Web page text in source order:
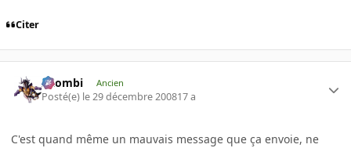
Citer
XZombi Ancien
Posté(e) le 29 décembre 200817 a
C'est quand même un mauvais message que ça envoie, ne